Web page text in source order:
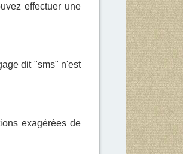
effectuer une
dit "sms" n'est
exagérées de